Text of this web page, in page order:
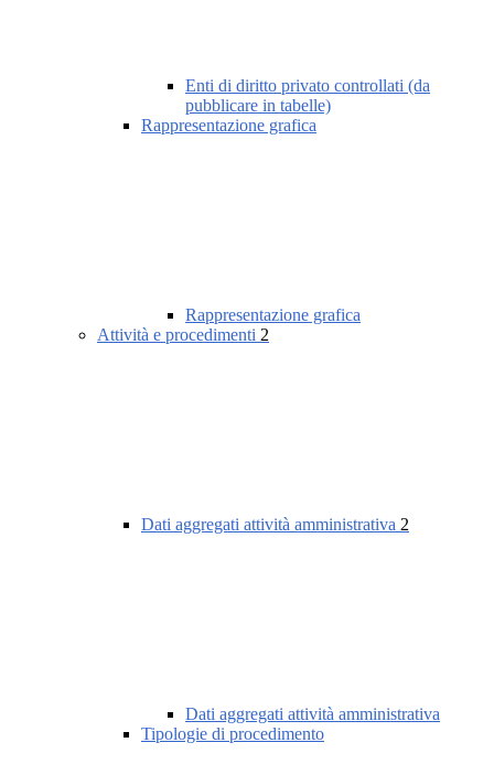
Enti di diritto privato controllati (da
pubblicare in tabelle)
Rappresentazione grafica
Rappresentazione grafica
Attività e procedimenti 2
Dati aggregati attività amministrativa 2
Dati aggregati attività amministrativa
Tipologie di procedimento